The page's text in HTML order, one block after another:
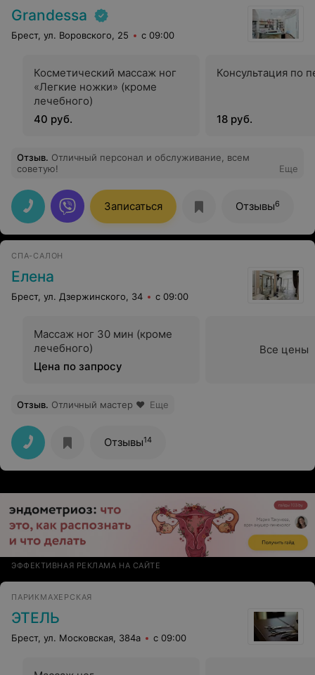
Grandessa
Брест, ул. Воровского, 25 с 09:00
Косметический массаж ног
«Легкие ножки» (кроме
лечебного)
40 руб.
Консультация по
18 руб.
Отзыв. Отличный персонал и обслуживание, всем
советую!
Еще
Записаться Отзывы6
СПА-САЛОН
Елена
Брест, ул. Дзержинского, 34 с 09:00
Массаж ног 30 мин (кроме
лечебного)
Цена по запросу
Все цены
Отзыв. Отличный мастер ❤️ Еще
Отзывы14
ЭФФЕКТИВНАЯ РЕКЛАМА НА САЙТЕ
ПАРИКМАХЕРСКАЯ
ЭТЕЛЬ
Брест, ул. Московская, 384а с 09:00